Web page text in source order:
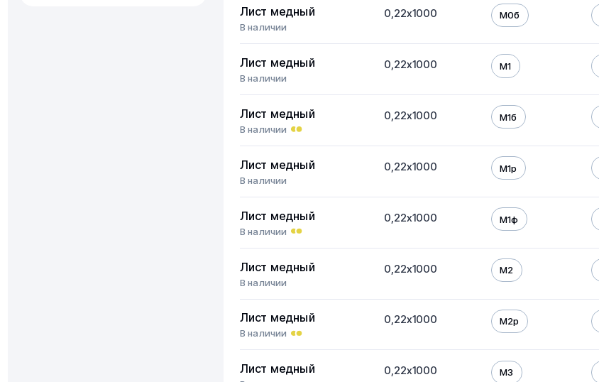
Лист медный
В наличии
0,22х1000 М0б
Лист медный
В наличии
0,22х1000 М1
Лист медный
В наличии
0,22х1000 М1б
Лист медный
В наличии
0,22х1000 М1р
Лист медный
В наличии
0,22х1000 М1ф
Лист медный
В наличии
0,22х1000 М2
Лист медный
В наличии
0,22х1000 М2р
Лист медный 0,22х1000 М3